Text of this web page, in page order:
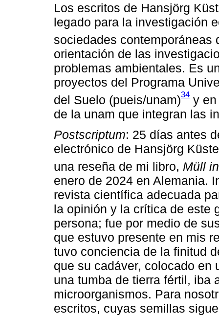
Los escritos de Hansjörg
legado para la investigación
sociedades contemporáneas
orientación de las
problemas ambientales. Es
proyectos del Programa
del Suelo (pueis/unam)34 y
de la unam que integran las
Postscriptum: 25 días antes
electrónico de Hansjörg
una reseña de mi libro, Müll
enero de 2024 en Alemania.
revista científica adecuada
la opinión y la crítica de este
persona; fue por medio de
que estuvo presente en mis
tuvo conciencia de la finitud
que su cadáver, colocado en
una tumba de tierra fértil, iba
microorganismos. Para
escritos, cuyas semillas